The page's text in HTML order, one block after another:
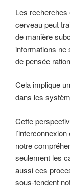
Les
cerveau peut
de manière
informations ne
de pensée
Cela implique
dans les
Cette
notre
seulement les
aussi ces
sous-tendent